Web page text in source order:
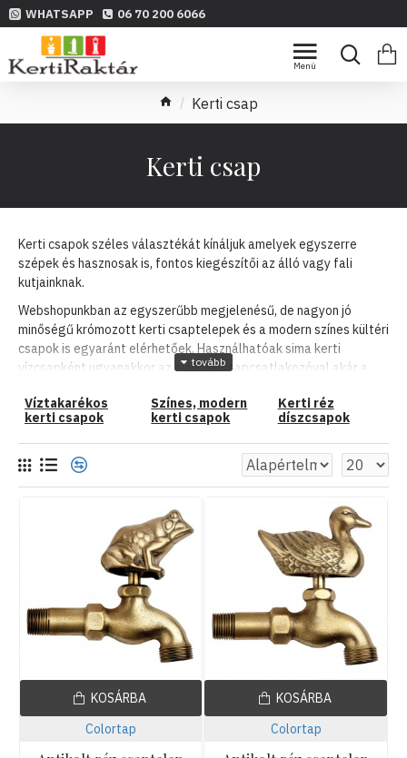
WHATSAPP 06 70 200 6066
Kerti csap
Kerti csap
Kerti csapok széles választékát kínáljuk amelyek egyszerre
szépek és hasznosak is, fontos kiegészítői az álló vagy fali
kutjainknak.
Webshopunkban az egyszerűbb megjelenésű, de nagyon jó
minőségű krómozott kerti csaptelepek és a modern színes kültéri
csapok is egyaránt elérhetőek. Használhatóak sima kerti
vízcsapként ugyanakkor az ajándék csapcsatlakozóval akár a
külső-menetes bekötésű és ¾ colos gyors-csatlakozóval
rendelkeznek.
Időtálló kerti csapjaink kertje minőségi díszévé fognak válni.
Tekintse meg széles kínálatunkat!
Víztakarékos
kerti csapok
Színes, modern
kerti csapok
Kerti réz
díszcsapok
Colortap
KOSÁRBA
Colortap
KOSÁRBA